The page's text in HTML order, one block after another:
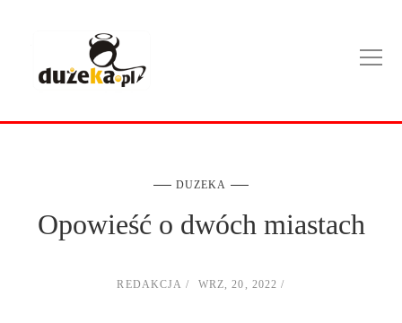
DUZEKA
Opowieść o dwóch miastach
REDAKCJA WRZ, 20, 2022